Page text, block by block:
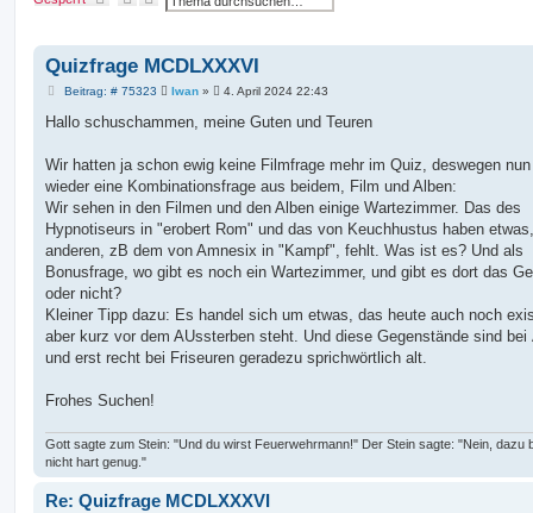
t
r
e
c
h
e
Quizfrage MCDLXXXVI
Beitrag: # 75323B
i
a
Iwan» 4. April 2024 22:43
Hallo schuschammen, meine Guten und Teuren
Wir hatten ja schon ewig keine Filmfrage mehr im Quiz, deswegen
wieder eine Kombinationsfrage aus beidem, Film und Alben:
Wir sehen in den Filmen und den Alben einige Wartezimmer. Das des
Hypnotiseurs in "erobert Rom" und das von Keuchhustus haben
anderen, zB dem von Amnesix in "Kampf", fehlt. Was ist es? Und als
Bonusfrage, wo gibt es noch ein Wartezimmer, und gibt es dort das
oder nicht?
Kleiner Tipp dazu: Es handel sich um etwas, das heute auch noch
aber kurz vor dem AUssterben steht. Und diese Gegenstände sind bei
und erst recht bei Friseuren geradezu sprichwörtlich alt.
Frohes Suchen!
Gott sagte zum Stein: "Und du wirst Feuerwehrmann!" Der Stein sagte: "Nein, dazu
nicht hart genug."
Re: Quizfrage MCDLXXXVI